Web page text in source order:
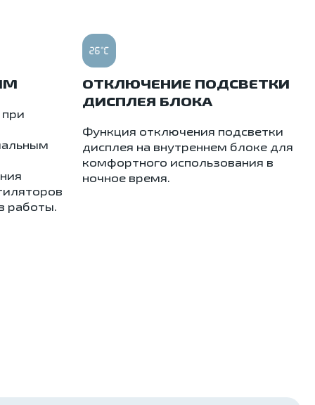
при
работы.
ОТКЛЮЧЕНИЕ ПОДСВЕТКИ
ДИСПЛЕЯ БЛОКА
Функция отключения подсветки
дисплея на внутреннем блоке для
комфортного использования в
ночное время.